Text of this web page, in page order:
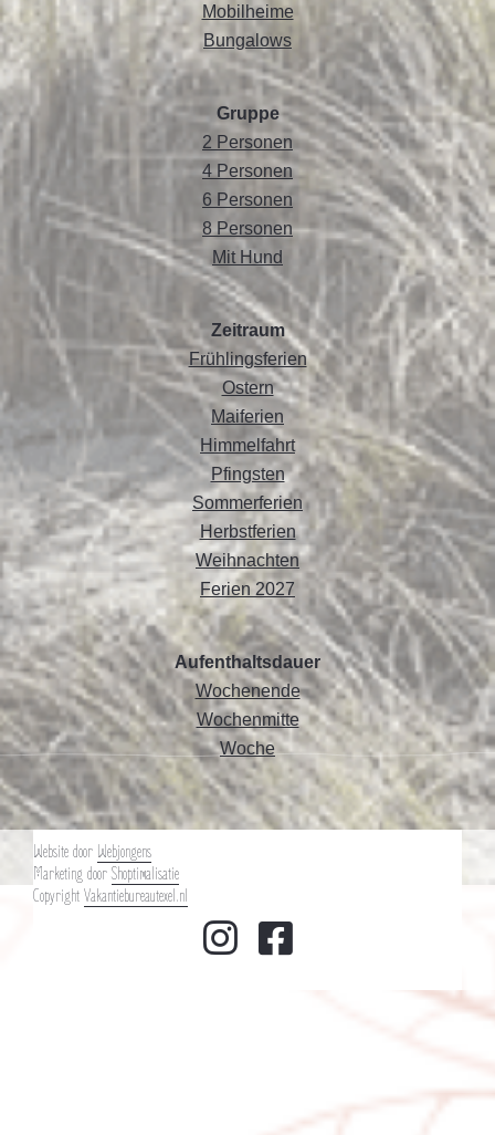
Mobilheime
Bungalows
Gruppe
2 Personen
4 Personen
6 Personen
8 Personen
Mit Hund
Zeitraum
Frühlingsferien
Ostern
Maiferien
Himmelfahrt
Pfingsten
Sommerferien
Herbstferien
Weihnachten
Ferien 2027
Aufenthaltsdauer
Wochenende
Wochenmitte
Woche
Website door Webjongens
Marketing door Shoptimalisatie
Copyright Vakantiebureautexel.nl